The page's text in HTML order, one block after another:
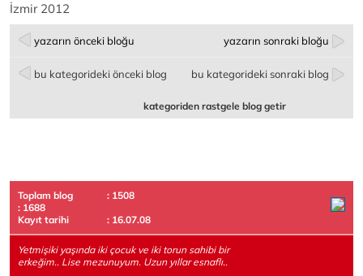
İzmir 2012
yazarın önceki bloğu yazarın sonraki bloğu
bu kategorideki önceki blog bu kategorideki sonraki blog
kategoriden rastgele blog getir
Toplam blog
: 1508
: 1688
Kayıt tarihi
: 16.07.08
Yetmişiki yaşında iki çocuk ve iki torun sahibi bir
erkeğim.. Lise mezunuyum. Uzun yıllar esnaflı..